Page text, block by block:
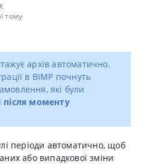
тому
архів автоматично.
в BIMP почнуть
які були
після моменту
періоди автоматично, щоб
або випадкової зміни